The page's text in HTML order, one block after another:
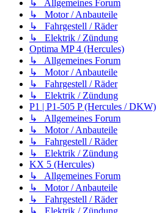
↳ Allgemeines Forum
↳ Motor / Anbauteile
↳ Fahrgestell / Räder
↳ Elektrik / Zündung
Optima MP 4 (Hercules)
↳ Allgemeines Forum
↳ Motor / Anbauteile
↳ Fahrgestell / Räder
↳ Elektrik / Zündung
P1 | P1-505 P (Hercules / DKW)
↳ Allgemeines Forum
↳ Motor / Anbauteile
↳ Fahrgestell / Räder
↳ Elektrik / Zündung
KX 5 (Hercules)
↳ Allgemeines Forum
↳ Motor / Anbauteile
↳ Fahrgestell / Räder
↳ Elektrik / Zündung